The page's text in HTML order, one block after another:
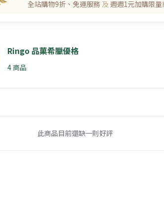
全站購物9折、免運服務 及 週週1元加購限量
Ringo 品菓希臘優格
4 商品
此商品目前還缺一則好評